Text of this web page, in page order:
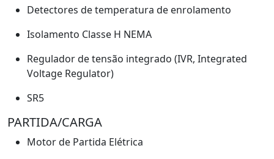
Detectores de temperatura de enrolamento
Isolamento Classe H NEMA
Regulador de tensão integrado (IVR, Integrated
Voltage Regulator)
SR5
PARTIDA/CARGA
Motor de Partida Elétrica